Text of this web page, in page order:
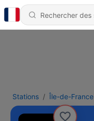
Stations Île-de-France